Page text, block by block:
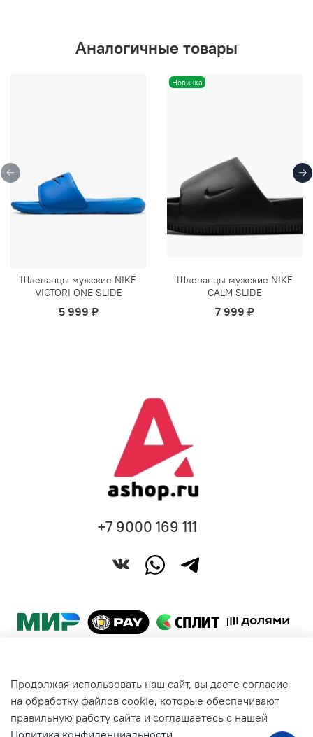
Аналогичные товары
Шлепанцы мужские NIKE
VICTORI ONE SLIDE
5 999 ₽
Новинка
Шлепанцы мужские NIKE
CALM SLIDE
7 999 ₽
Покупателям
+7 9000 169 111
Продолжая использовать наш сайт, вы даете согласие
на обработку файлов cookie, которые обеспечивают
правильную работу сайта и соглашаетесь с нашей